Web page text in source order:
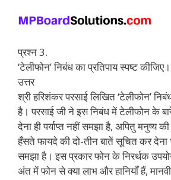
प्रश्न 3.
‘टेलीफोन’ निबंध का प्रतिपाय स्पष्ट कीजिए।
उत्तर
श्री हरिशंकर परसाई लिखित ‘टेलीफोन’
है। परसाई जी ने इस निबंध में टेलीफोन के
देना ही पर्याप्त नहीं समझा है, अपितु मनुष्य
हँसते फायदे की दो-तीन बातें सूचित कर
समझा है। इस प्रकार फोन के निरर्थक
अंत में फोन से क्या लाभ और हानियाँ हैं,